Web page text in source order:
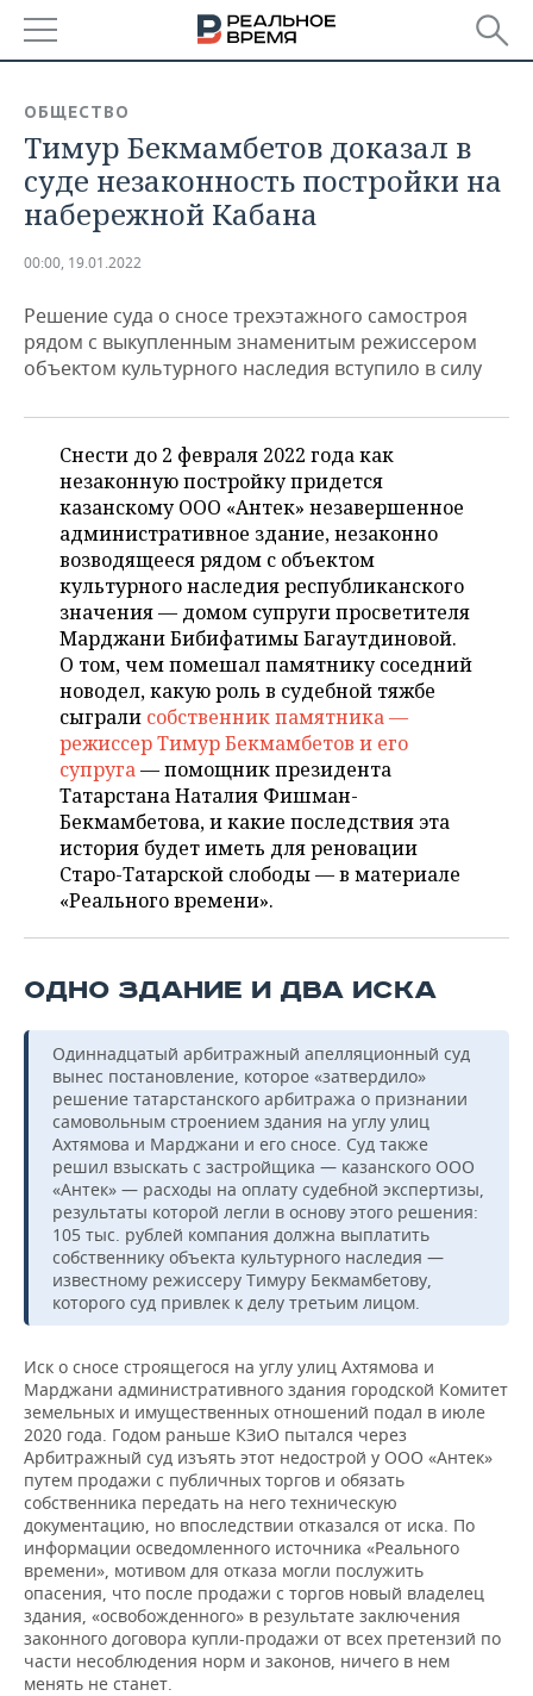
БАШКОРТОСТАН
ТАТАРСТАН
НОВОСТИ
АНАЛИТИКА
ДЕКЛАРАЦИИ О ДОХОДАХ
КОРОЛИ ГОСЗАКАЗА ПФО
ВУЗЫ ТАТАРСТАНА
КОМУ ПРИНАДЛЕЖАТ
ТОРГОВЫЕ ЦЕНТРЫ
ТАТАРСТАНА
НОВОСТИ ЭКОНОМИКИ
ФИНАНСЫ
БАНКИ
БЮДЖЕТ
ПРОМЫШЛЕННОСТЬ
НОВОСТИ
ПРОМЫШЛЕННОСТИ
МАШИНОСТРОЕНИЕ
НЕФТЕХИМИЯ
НЕФТЬ
ОПК
ЭНЕРГЕТИКА
НЕДВИЖИМОСТЬ
НОВОСТИ НЕДВИЖИМОСТИ
АВТО
НОВОСТИ АВТО
БИЗНЕС
НОВОСТИ БИЗНЕСА
РОЗНИЧНАЯ ТОРГОВЛЯ
ТРАНСПОРТ
УСЛУГИ
ТЕХНОЛОГИИ
НОВОСТИ ТЕХНОЛОГИЙ
МЕДИА
ТЕЛЕКОММУНИКАЦИИ
МЕРОПРИЯТИЯ
НОВОСТИ МЕРОПРИЯТИЙ
ВЫЕЗДНАЯ РЕДАКЦИЯ
БИЗНЕС-БРАНЧИ
ONLINE-КОНФЕРЕНЦИИ
ОТКРЫТАЯ ЛЕКЦИЯ
СПОРТ
НОВОСТИ СПОРТА
ФУТБОЛ
ХОККЕЙ
БАСКЕТБОЛ
ВОЛЕЙБОЛ
ВОДНЫЕ ВИДЫ СПОРТА
ХОККЕЙ С МЯЧОМ
ОБЩЕСТВО
НОВОСТИ ОБЩЕСТВА
ВЛАСТЬ
ИНФРАСТРУКТУРА
ИСТОРИЯ
ОБРАЗОВАНИЕ
ПРОИСШЕСТВИЯ
ФОТОГАЛЕРЕЯ
СЮЖЕТЫ
СПРАВОЧНИК
СПИСОК ПЕРСОН
ПОЛНАЯ ВЕРСИЯ
ОБЩЕСТВО
Тимур Бекмамбетов доказал в
суде незаконность постройки на
набережной Кабана
00:00, 19.01.2022
Решение суда о сносе трехэтажного самостроя
рядом с выкупленным знаменитым режиссером
объектом культурного наследия вступило в силу
Снести до 2 февраля 2022 года как
незаконную постройку придется
казанскому ООО «Антек» незавершенное
административное здание, незаконно
возводящееся рядом с объектом
культурного наследия республиканского
значения — домом супруги просветителя
Марджани Бибифатимы Багаутдиновой.
О том, чем помешал памятнику соседний
новодел, какую роль в судебной тяжбе
сыграли собственник памятника —
режиссер Тимур Бекмамбетов и его
супруга— помощник президента
Татарстана Наталия Фишман-
Бекмамбетова, и какие последствия эта
история будет иметь для реновации
Старо-Татарской слободы — в материале
«Реального времени».
ОДНО ЗДАНИЕ И ДВА ИСКА
Одиннадцатый арбитражный апелляционный суд
вынес постановление, которое «затвердило»
решение татарстанского арбитража о признании
самовольным строением здания на углу улиц
Ахтямова и Марджани и его сносе. Суд также
решил взыскать с застройщика — казанского ООО
«Антек» — расходы на оплату судебной экспертизы,
результаты которой легли в основу этого решения:
105 тыс. рублей компания должна выплатить
собственнику объекта культурного наследия —
известному режиссеру Тимуру Бекмамбетову,
которого суд привлек к делу третьим лицом.
Иск о сносе строящегося на углу улиц Ахтямова и
Марджани административного здания городской Комитет
земельных и имущественных отношений подал в июле
2020 года. Годом раньше КЗиО пытался через
Арбитражный суд изъять этот недострой у ООО «Антек»
путем продажи с публичных торгов и обязать
собственника передать на него техническую
документацию, но впоследствии отказался от иска. По
информации осведомленного источника «Реального
времени», мотивом для отказа могли послужить
опасения, что после продажи с торгов новый владелец
здания, «освобожденного» в результате заключения
законного договора купли-продажи от всех претензий по
части несоблюдения норм и законов, ничего в нем
менять не станет.